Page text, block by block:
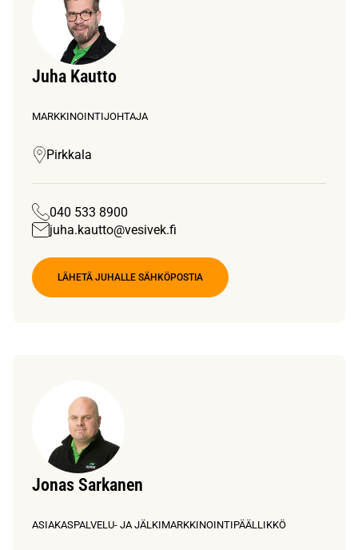
Juha Kautto
MARKKINOINTIJOHTAJA
Pirkkala
040 533 8900
juha.kautto@vesivek.fi
LÄHETÄ JUHALLE SÄHKÖPOSTIA
Jonas Sarkanen
ASIAKASPALVELU- JA JÄLKIMARKKINOINTIPÄÄLLIKKÖ